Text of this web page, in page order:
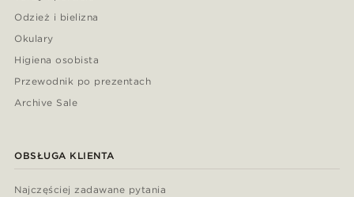
Odzież i bielizna
Okulary
Higiena osobista
Przewodnik po prezentach
Archive Sale
OBSŁUGA KLIENTA
Najczęściej zadawane pytania